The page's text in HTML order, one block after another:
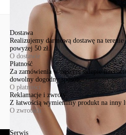
Dostawa
Realizujemy darmową dostawę na
powyżej 50 zł.
O dostawie
Płatność
Za zamówienia w naszym sklepie
dowolny dogodny sposób.
O płatności
Reklamacje i zwroty
Z łatwością wymienimy produkt na inny
O zwrotach
Serwis